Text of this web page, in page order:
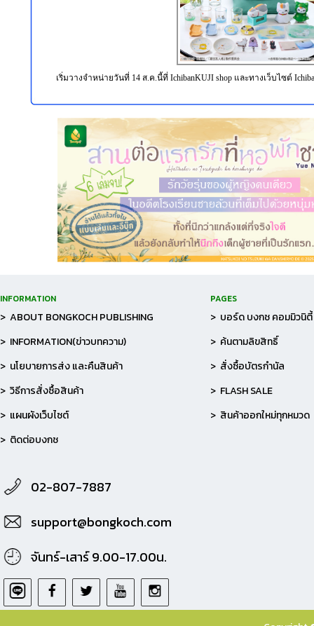
เริ่มวางจำหน่ายวันที่ 14 ส.ค.นี้ที่ IchibanKUJI shop และทางเว็บไซต์
INFORMATION
> ABOUT BONGKOCH PUBLISHING
> INFORMATION(ข่าวบทความ)
> นโยบายการส่ง และคืนสินค้า
> วิธีการสั่งซื้อสินค้า
> แผนผังเว็บไซต์
> ติดต่อบงกช
PAGES
> บอร์ด บงกช คอมมิวนิตี้
> ค้นตามลิขสิทธิ์
> สั่งซื้อบัตรกำนัล
> FLASH SALE
> สินค้าออกใหม่ทุกหมวด
02-807-7887
support@bongkoch.com
จันทร์-เสาร์ 9.00-17.00น.